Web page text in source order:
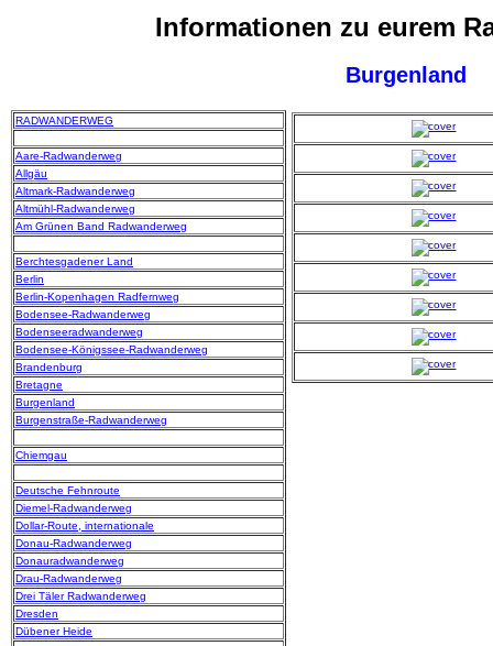
Informationen zu eurem
Burgenland
RADWANDERWEG
Aare-Radwanderweg
Allgäu
Altmark-Radwanderweg
Altmühl-Radwanderweg
Am Grünen Band Radwanderweg
Berchtesgadener Land
Berlin
Berlin-Kopenhagen Radfernweg
Bodensee-Radwanderweg
Bodenseeradwanderweg
Bodensee-Königssee-Radwanderweg
Brandenburg
Bretagne
Burgenland
Burgenstraße-Radwanderweg
Chiemgau
Deutsche Fehnroute
Diemel-Radwanderweg
Dollar-Route, internationale
Donau-Radwanderweg
Donauradwanderweg
Drau-Radwanderweg
Drei Täler Radwanderweg
Dresden
Dübener Heide